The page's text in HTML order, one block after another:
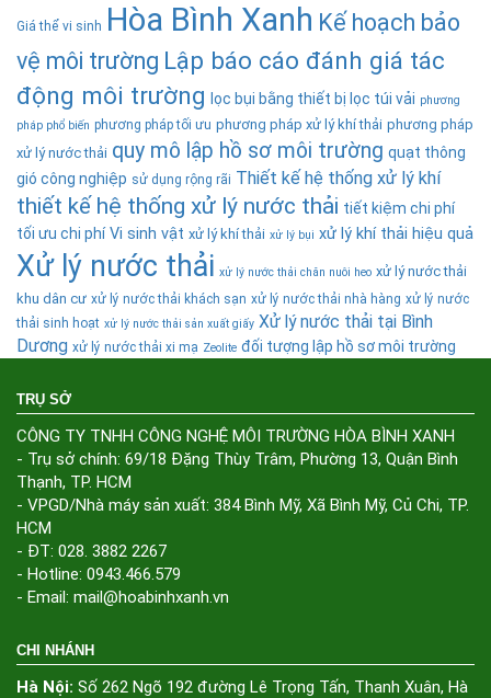
Giá thể vi sinh Hòa Bình Xanh Kế hoạch bảo
vệ môi trường Lập báo cáo đánh giá tác
động môi trường lọc bụi bằng thiết bị lọc túi vải phương
pháp phổ biến phương pháp tối ưu phương pháp xử lý khí thải phương pháp
xử lý nước thải quy mô lập hồ sơ môi trường quạt thông
gió công nghiệp sử dụng rộng rãi Thiết kế hệ thống xử lý khí
thiết kế hệ thống xử lý nước thải tiết kiệm chi phí
tối ưu chi phí Vi sinh vật xử lý khí thải xử lý bụi xử lý khí thải hiệu quả
Xử lý nước thải xử lý nước thải chăn nuôi heo xử lý nước thải
khu dân cư xử lý nước thải khách sạn xử lý nước thải nhà hàng xử lý nước
thải sinh hoạt xử lý nước thải sản xuất giấy Xử lý nước thải tại Bình
Dương xử lý nước thải xi mạ Zeolite đối tượng lập hồ sơ môi trường
TRỤ SỞ
CÔNG TY TNHH CÔNG NGHỆ MÔI TRƯỜNG HÒA BÌNH XANH
- Trụ sở chính: 69/18 Đặng Thùy Trâm, Phường 13, Quận Bình
Thạnh, TP. HCM
- VPGD/Nhà máy sản xuất: 384 Bình Mỹ, Xã Bình Mỹ, Củ Chi, TP.
HCM
- ĐT: 028. 3882 2267
- Hotline: 0943.466.579
- Email: mail@hoabinhxanh.vn
CHI NHÁNH
Hà Nội: Số 262 Ngõ 192 đường Lê Trọng Tấn, Thanh Xuân, Hà